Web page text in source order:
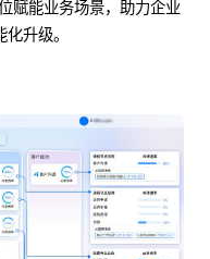
赋能业务场景，助力企业
升级。